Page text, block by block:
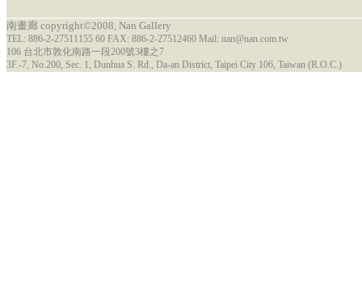
南畫廊 copyright©2008, Nan Gallery
TEL: 886-2-27511155 60 FAX: 886-2-27512460 Mail: nan@nan.com.tw
106 台北市敦化南路一段200號3樓之7
3F.-7, No.200, Sec. 1, Dunhua S. Rd., Da-an District, Taipei City 106, Taiwan (R.O.C.)